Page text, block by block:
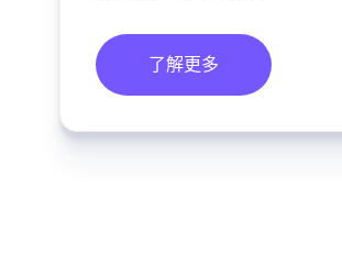
了解更多